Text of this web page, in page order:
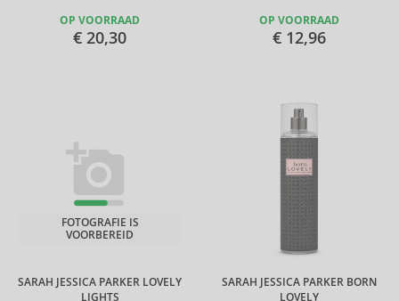
OP VOORRAAD
€ 20,30
OP VOORRAAD
€ 12,96
SARAH JESSICA PARKER LOVELY
LIGHTS
FOTOGRAFIE IS
VOORBEREID
SARAH JESSICA PARKER BORN
LOVELY